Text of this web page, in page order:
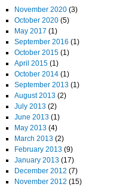
November 2020(3)
October 2020(5)
May 2017 (1)
September 2016 (1)
October 2015(1)
April 2015(1)
October 2014(1)
September 2013(1)
August 2013(2)
July 2013(2)
June 2013(1)
May 2013(4)
March 2013(2)
February 2013(9)
January 2013(17)
December 2012 (7)
November 2012 (15)